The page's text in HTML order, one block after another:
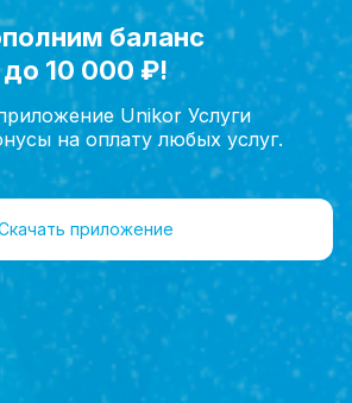
Исполнить мечту!
баланс
до 10 000 ₽!
Unikor Услуги
на оплату любых услуг.
приложение